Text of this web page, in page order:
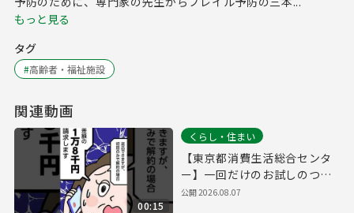
もっと見る
タグ
#高齢者・福祉施設
関連動画
00:15
くらし・住まい
【東京都消費生活総合センタ
ー】一回だけのお試しのつも
りだったのに…定期購入編
公開2026.08.07